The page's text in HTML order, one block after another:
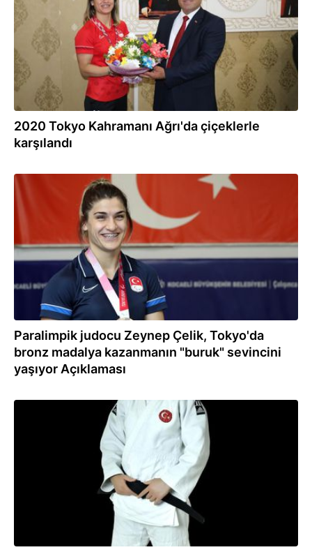
2020 Tokyo Kahramanı Ağrı'da çiçeklerle
karşılandı
Paralimpik judocu Zeynep Çelik, Tokyo'da
bronz madalya kazanmanın "buruk" sevincini
yaşıyor Açıklaması